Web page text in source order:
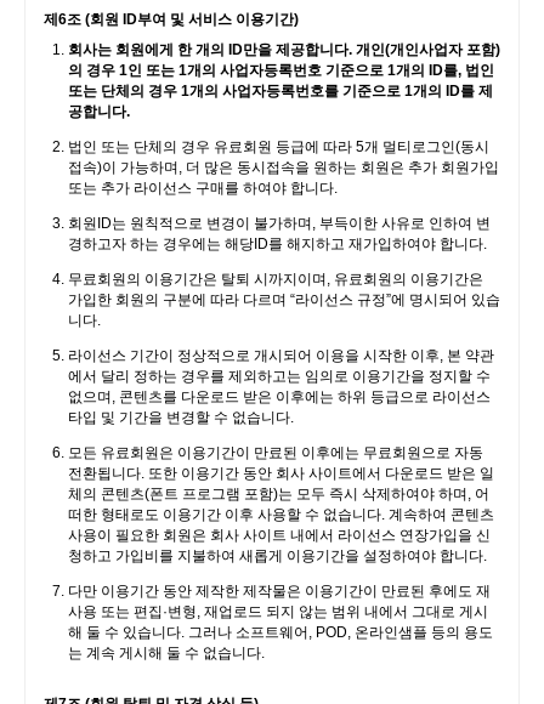
제6조 (회원 ID부여 및 서비스 이용기간)
회사는 회원에게 한 개의 ID만을 제공합니다. 개인(개인사업자 포함)
의 경우 1인 또는 1개의 사업자등록번호 기준으로 1개의 ID를, 법인
또는 단체의 경우 1개의 사업자등록번호를 기준으로 1개의 ID를 제
공합니다.
법인 또는 단체의 경우 유료회원 등급에 따라 5개 멀티로그인(동시
접속)이 가능하며, 더 많은 동시접속을 원하는 회원은 추가 회원가입
또는 추가 라이선스 구매를 하여야 합니다.
회원ID는 원칙적으로 변경이 불가하며, 부득이한 사유로 인하여 변
경하고자 하는 경우에는 해당ID를 해지하고 재가입하여야 합니다.
무료회원의 이용기간은 탈퇴 시까지이며, 유료회원의 이용기간은
가입한 회원의 구분에 따라 다르며 “라이선스 규정”에 명시되어 있습
니다.
라이선스 기간이 정상적으로 개시되어 이용을 시작한 이후, 본 약관
에서 달리 정하는 경우를 제외하고는 임의로 이용기간을 정지할 수
없으며, 콘텐츠를 다운로드 받은 이후에는 하위 등급으로 라이선스
타입 및 기간을 변경할 수 없습니다.
모든 유료회원은 이용기간이 만료된 이후에는 무료회원으로 자동
전환됩니다. 또한 이용기간 동안 회사 사이트에서 다운로드 받은 일
체의 콘텐츠(폰트 프로그램 포함)는 모두 즉시 삭제하여야 하며, 어
떠한 형태로도 이용기간 이후 사용할 수 없습니다. 계속하여 콘텐츠
사용이 필요한 회원은 회사 사이트 내에서 라이선스 연장가입을 신
청하고 가입비를 지불하여 새롭게 이용기간을 설정하여야 합니다.
다만 이용기간 동안 제작한 제작물은 이용기간이 만료된 후에도 재
사용 또는 편집·변형, 재업로드 되지 않는 범위 내에서 그대로 게시
해 둘 수 있습니다. 그러나 소프트웨어, POD, 온라인샘플 등의 용도
는 계속 게시해 둘 수 없습니다.